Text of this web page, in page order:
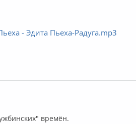
- Эдита Пьеха-Радуга.mp3
времён.